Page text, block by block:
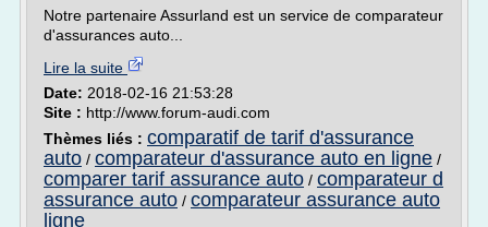
Notre partenaire Assurland est un service de comparateur
d'assurances auto...
Lire la suite
Date: 2018-02-16 21:53:28
Site : http://www.forum-audi.com
Thèmes liés : comparatif de tarif d'assurance
auto / comparateur d'assurance auto en ligne /
comparer tarif assurance auto / comparateur d
assurance auto / comparateur assurance auto
ligne